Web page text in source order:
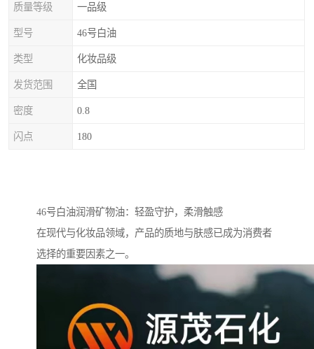
质量等级 一品级
型号 46号白油
类型 化妆品级
发货范围 全国
密度 0.8
闪点 180
46号白油润滑矿物油：轻盈守护，柔滑触感
在现代与化妆品领域，产品的质地与肤感已成为消费者
选择的重要因素之一。